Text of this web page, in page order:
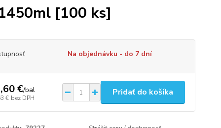
[100 ks]
Na objednávku - do 7 dní
€/bal
€ bez DPH
Pridať do košíka